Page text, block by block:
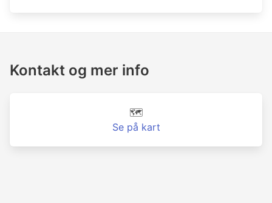
Kontakt og mer info
🗺️
Se på kart